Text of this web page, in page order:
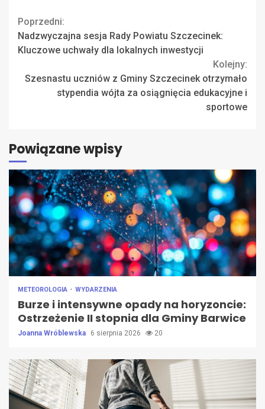
Continue
Reading
Poprzedni:
Nadzwyczajna sesja Rady Powiatu Szczecinek:
Kluczowe uchwały dla lokalnych inwestycji
Kolejny:
Szesnastu uczniów z Gminy Szczecinek otrzymało
stypendia wójta za osiągnięcia edukacyjne i
sportowe
Powiązane wpisy
METEOROLOGIA WYDARZENIA
Burze i intensywne opady na horyzoncie:
Ostrzeżenie II stopnia dla Gminy Barwice
Joanna Wróblewska 6 sierpnia 2026 20